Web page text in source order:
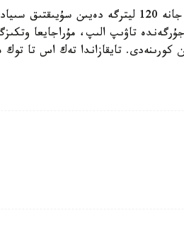
الىپ قازاننىڭ سالماعى - 50 كەلى. جانە 120
تاۋىپ الىپ، مۇراجايعا
كورىنەدى. تايقازاندا تەك اس تا